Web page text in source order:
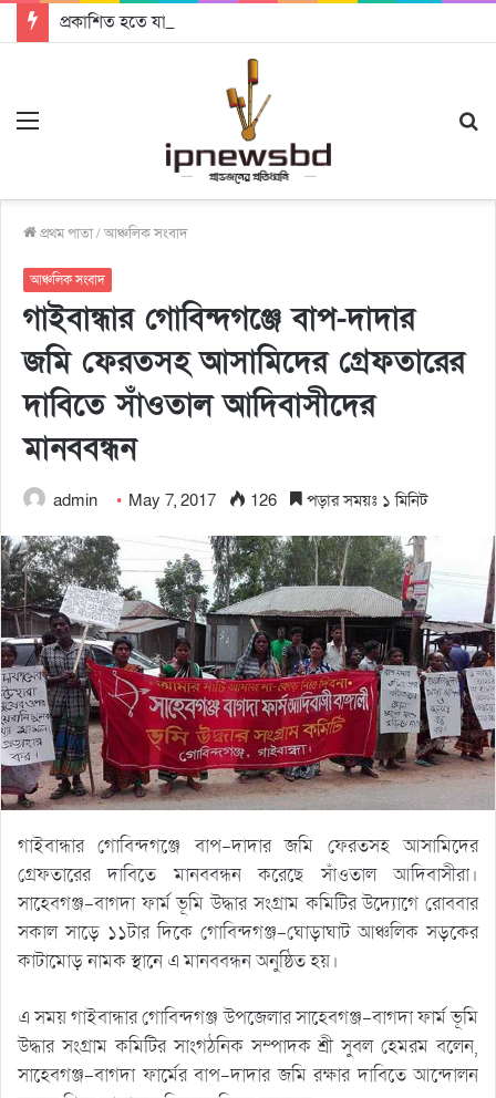
প্রকাশিত হতে যাচ্ছে দি রাবুগার নতুন গান ‘Baljanggi’
প্রথম পাতা/আঞ্চলিক সংবাদ
আঞ্চলিক সংবাদ
গাইবান্ধার গোবিন্দগঞ্জে বাপ-দাদার
জমি ফেরতসহ আসামিদের গ্রেফতারের
দাবিতে সাঁওতাল আদিবাসীদের
মানববন্ধন
admin May 7, 2017 126 পড়ার সময়ঃ ১ মিনিট
গাইবান্ধার গোবিন্দগঞ্জে বাপ-দাদার জমি ফেরতসহ আসামিদের
গ্রেফতারের দাবিতে মানববন্ধন করেছে সাঁওতাল আদিবাসীরা।
সাহেবগঞ্জ-বাগদা ফার্ম ভূমি উদ্ধার সংগ্রাম কমিটির উদ্যোগে রোববার
সকাল সাড়ে ১১টার দিকে গোবিন্দগঞ্জ-ঘোড়াঘাট আঞ্চলিক সড়কের
কাটামোড় নামক স্থানে এ মানববন্ধন অনুষ্ঠিত হয়।
এ সময় গাইবান্ধার গোবিন্দগঞ্জ উপজেলার সাহেবগঞ্জ-বাগদা ফার্ম ভূমি
উদ্ধার সংগ্রাম কমিটির সাংগঠনিক সম্পাদক শ্রী সুবল হেমরম বলেন,
সাহেবগঞ্জ-বাগদা ফার্মের বাপ-দাদার জমি রক্ষার দাবিতে আন্দোলন